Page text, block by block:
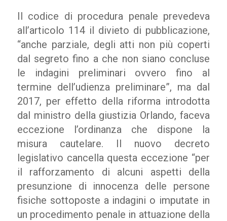
Il codice di procedura penale prevedeva
all’articolo 114 il divieto di pubblicazione,
“anche parziale, degli atti non più coperti
dal segreto fino a che non siano concluse
le indagini preliminari ovvero fino al
termine dell’udienza preliminare”, ma dal
2017, per effetto della riforma introdotta
dal ministro della giustizia Orlando, faceva
eccezione l’ordinanza che dispone la
misura cautelare. Il nuovo decreto
legislativo cancella questa eccezione “per
il rafforzamento di alcuni aspetti della
presunzione di innocenza delle persone
fisiche sottoposte a indagini o imputate in
un procedimento penale in attuazione della